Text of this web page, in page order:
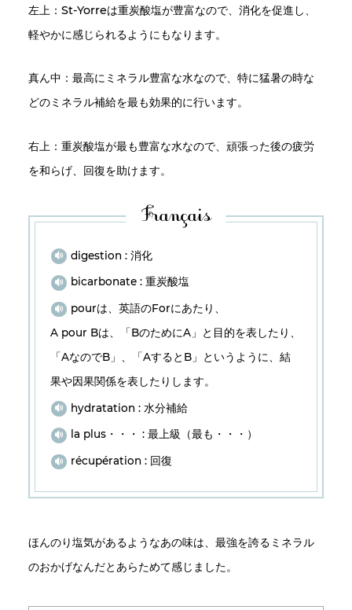
左上： St-Yorreは重炭酸塩が豊富なので、消化を促進し、
軽やかに感じられるようにもなります。
真ん中：最高にミネラル豊富な水なので、特に猛暑の時な
どのミネラル補給を最も効果的に行います。
右上：重炭酸塩が最も豊富な水なので、頑張った後の疲労
を和らげ、回復を助けます。
digestion : 消化
bicarbonate : 重炭酸塩
pourは、英語のForにあたり、
A pour Bは、「BのためにA」と目的を表したり、
「AなのでB」、「AするとB」というように、結
果や因果関係を表したりします。
hydratation : 水分補給
la plus・・・ : 最上級（最も・・・）
récupération : 回復
ほんのり塩気があるようなあの味は、最強を誇るミネラル
のおかげなんだとあらためて感じました。